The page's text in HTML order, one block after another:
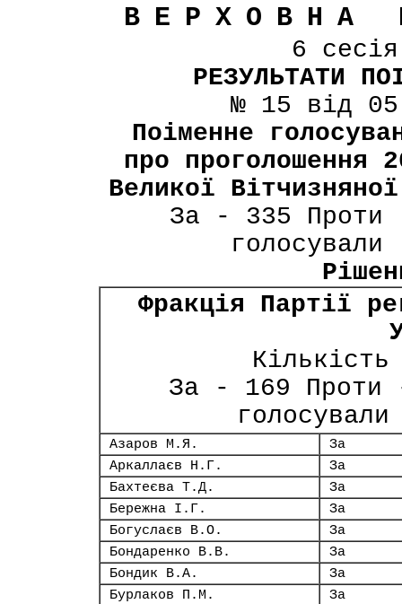
ВЕРХОВНА
6
РЕЗУЛЬТАТИ
№ 15 від
Поіменне
про проголошення
Великої
За - 335 Проти
Фракція Партії
За - 169 Проти
Азаров М.Я.
За
Аркаллаєв Н.Г.
За
Бахтеєва Т.Д.
За
Бережна І.Г.
За
Богуслаєв В.О.
За
Бондаренко В.В.
За
Бондик В.А.
За
Бурлаков П.М.
За